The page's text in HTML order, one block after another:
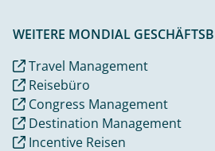
WEITERE MONDIAL
Travel Management
Reisebüro
Congress Management
Destination Management
Incentive Reisen